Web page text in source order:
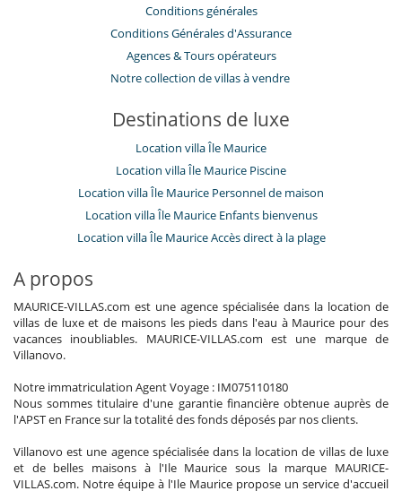
Conditions générales
Conditions Générales d'Assurance
​Agences & Tours opérateurs
Notre collection de villas à vendre
Destinations de luxe
Location villa Île Maurice
Location villa Île Maurice Piscine
Location villa Île Maurice Personnel de maison
Location villa Île Maurice Enfants bienvenus
Location villa Île Maurice Accès direct à la plage
A propos
MAURICE-VILLAS.com est une agence spécialisée dans la location de
villas de luxe et de maisons les pieds dans l'eau à Maurice pour des
vacances inoubliables. MAURICE-VILLAS.com est une marque de
Villanovo.
Notre immatriculation Agent Voyage : IM075110180
Nous sommes titulaire d'une garantie financière obtenue auprès de
l'APST en France sur la totalité des fonds déposés par nos clients.
Villanovo est une agence spécialisée dans la location de villas de luxe
et de belles maisons à l'Ile Maurice sous la marque MAURICE-
VILLAS.com. Notre équipe à l'Ile Maurice propose un service d'accueil